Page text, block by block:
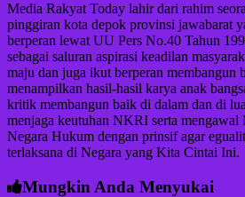
Media Rakyat Today lahir dari rahim
pinggiran kota depok provinsi jawabarat
berperan lewat UU Pers No.40 Tahun
sebagai saluran aspirasi keadilan
maju dan juga ikut berperan membangun
menampilkan hasil-hasil karya anak
kritik membangun baik di dalam dan di
menjaga keutuhan NKRI serta mengawal
Negara Hukum dengan prinsif agar
terlaksana di Negara yang Kita Cintai Ini.
Mungkin Anda Menyukai